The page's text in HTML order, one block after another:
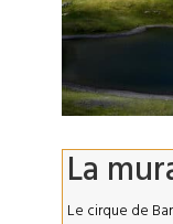
La
Le cirque de